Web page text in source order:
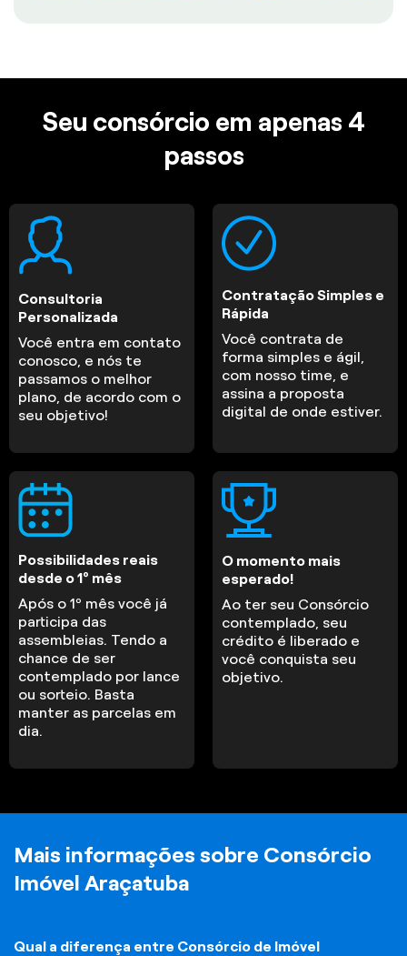
Seu consórcio em apenas 4
passos
Consultoria
Personalizada
Você entra em contato
conosco, e nós te
passamos o melhor
plano, de acordo com o
seu objetivo!
Contratação Simples e
Rápida
Você contrata de
forma simples e ágil,
com nosso time, e
assina a proposta
digital de onde estiver.
Possibilidades reais
desde o 1º mês
Após o 1º mês você já
participa das
assembleias. Tendo a
chance de ser
contemplado por lance
ou sorteio. Basta
manter as parcelas em
dia.
O momento mais
esperado!
Ao ter seu Consórcio
contemplado, seu
crédito é liberado e
você conquista seu
objetivo.
Mais informações sobre Consórcio
Imóvel Araçatuba
Qual a diferença entre Consórcio de Imóvel